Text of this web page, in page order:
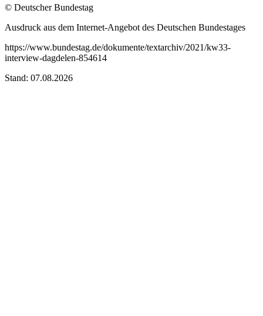
© Deutscher Bundestag
Ausdruck aus dem Internet-Angebot des Deutschen Bundestages
https://www.bundestag.de/dokumente/textarchiv/2021/kw33-
interview-dagdelen-854614
Stand: 07.08.2026